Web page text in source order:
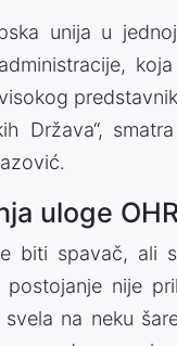
unija u
Država“,
uloge
biti spavač, ali
postojanje nije
svela na neku